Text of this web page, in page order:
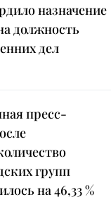
назначение
должность
дел
пресс-
групп
на 46,33 %